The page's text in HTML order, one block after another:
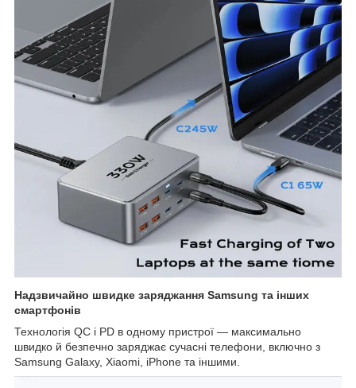
Надзвичайно швидке заряджання Samsung та інших
смартфонів
Технологія QC і PD в одному пристрої — максимально
швидко й безпечно заряджає сучасні телефони, включно з
Samsung Galaxy, Xiaomi, iPhone та іншими.